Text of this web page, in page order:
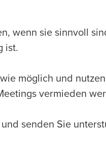
wenn sie sinnvoll
ist.
möglich und
vermieden
senden Sie